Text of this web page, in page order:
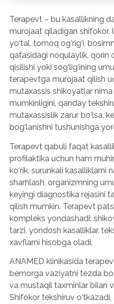
Terapevt – bu kasallikning
murojaat qiladigan shifokor.
yo‘tal, tomoq og‘rig‘i,
qafasidagi noqulaylik, qorin
qisilishi yoki sog‘lig‘ining
terapevtga murojaat qilish
mutaxassis shikoyatlar nima
mumkinligini, qanday
mutaxassislik zarur bo‘lsa,
bog‘lanishni tushunishga
Terapevt qabuli faqat
profilaktika uchun ham
ko‘rik, surunkali kasalliklarni
sharhlash, organizmning
keyingi diagnostika rejasini
qilish mumkin. Terapevt
kompleks yondashadi:
tarzi, yondosh kasalliklar,
xavflarni hisobga oladi.
ANAMED klinikasida
bemorga vaziyatni tezda
va mustaqil taxminlar bilan
Shifokor tekshiruv